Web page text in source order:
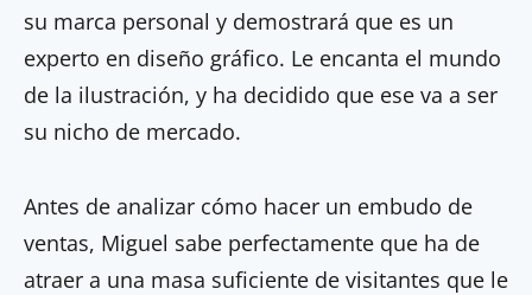
su marca personal y demostrará que es un
experto en diseño gráfico. Le encanta el mundo
de la ilustración, y ha decidido que ese va a ser
su nicho de mercado.
Antes de analizar cómo hacer un embudo de
ventas, Miguel sabe perfectamente que ha de
atraer a una masa suficiente de visitantes que le